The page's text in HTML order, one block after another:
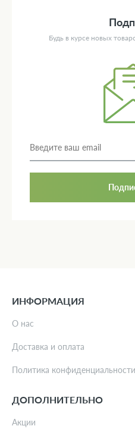
Будь в курсе новых
ИНФОРМАЦИЯ
О нас
Доставка и оплата
Политика конфиденциальности
ДОПОЛНИТЕЛЬНО
Акции